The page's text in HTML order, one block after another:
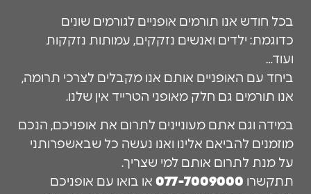
בכל חודש אנו תורמים אופניים לגורמים שונים
כדוגמת: ילדים ואנשים נזקקים, עמותות נזקקות
ועוד…
ביחד עם האופניים אותם אנו מקבלים לצרכי תרומה,
אנו תורמים גם חלק מאופני הטרייד אין שלנו.
במידה וגם אתם מעוניינים לתרום את אופניכם, הנכם
מוזמנים להביאם אלינו ואנו נעשה כל שבאשפרותני
על מנת לתרום אותם למי שצריך.
תתקשרו 077-7009000 או בואו עם אופניכם